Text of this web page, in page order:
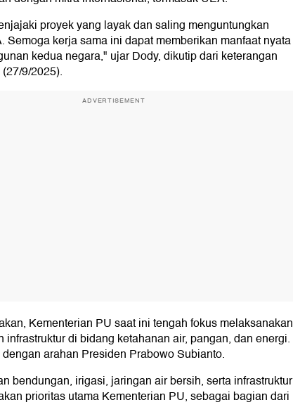
proyek yang layak dan saling menguntungkan
Semoga kerja sama ini dapat memberikan manfaat nyata
kedua negara," ujar Dody, dikutip dari keterangan
9/2025).
ADVERTISEMENT
Kementerian PU saat ini tengah fokus melaksanakan
infrastruktur di bidang ketahanan air, pangan, dan energi.
arahan Presiden Prabowo Subianto.
bendungan, irigasi, jaringan air bersih, serta infrastruktur
prioritas utama Kementerian PU, sebagai bagian dari